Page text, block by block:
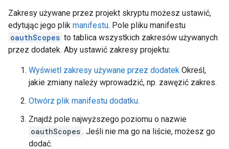
Zakresy używane przez projekt skryptu możesz ustawić,
edytując jego plik manifestu. Pole pliku manifestu
oauthScopes to tablica wszystkich zakresów używanych
przez dodatek. Aby ustawić zakresy projektu:
Wyświetl zakresy używane przez dodatek Określ,
jakie zmiany należy wprowadzić, np. zawęzić zakres.
Otwórz plik manifestu dodatku.
Znajdź pole najwyższego poziomu o nazwie
oauthScopes . Jeśli nie ma go na liście, możesz go
dodać.